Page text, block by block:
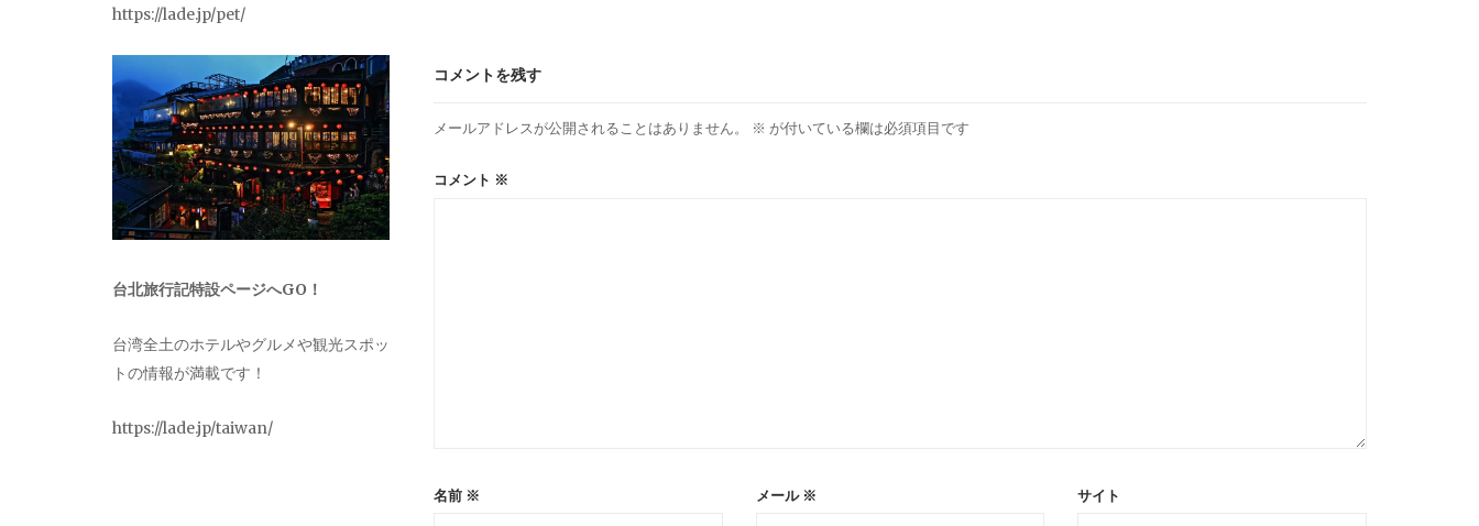
ン
コメントを残す
メールアドレスが公開されることはありません。 ※ が付いている欄は必須項目です
コメント ※
名前 ※ メール ※ サイト
https://lade.jp/pet/
台北旅行記特設ページへGO！
台湾全土のホテルやグルメや観光スポッ
トの情報が満載です！
https://lade.jp/taiwan/